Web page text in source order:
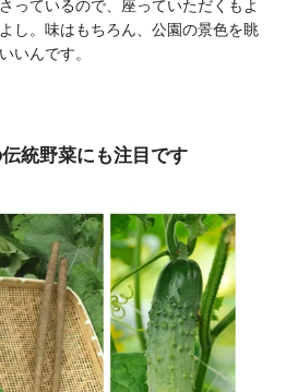
っているので、座っていただくもよ
し。味はもちろん、公園の景色を眺
いんです。
統野菜にも注目です